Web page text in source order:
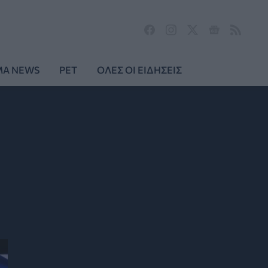
NEWS PET ΟΛΕΣ ΟΙ ΕΙΔΗΣΕΙΣ